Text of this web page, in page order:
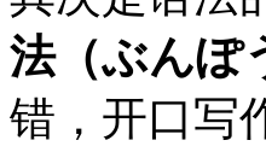
法（ぶんぽ
错，开口写